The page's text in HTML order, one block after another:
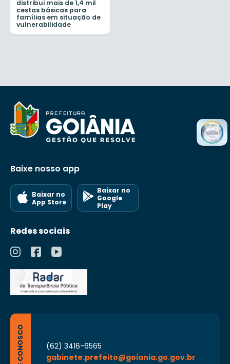
distribui mais de 1,4 mil
cestas básicas para
famílias em situação de
vulnerabilidade
Baixe nosso app
Baixar no
App Store
Baixar no
Google
Play
Redes sociais
FALE CONOSCO
(62) 3416-6565
gabinete.prefeito@goiania.go.gov.br